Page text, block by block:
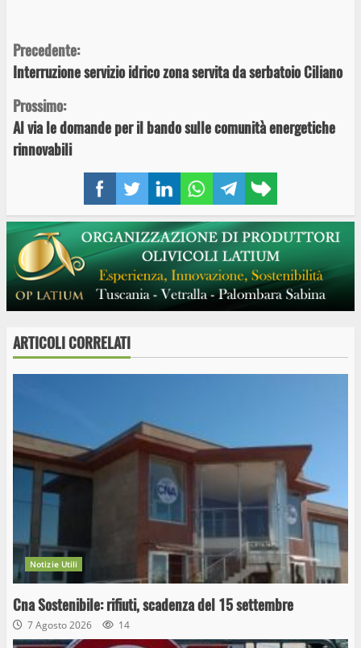
FacebookTwitterLinkedInWhatsAppTelegram
link
Continue
Reading
Precedente:
Interruzione servizio idrico zona servita da serbatoio Ciliano
Prossimo:
Al via le domande per il bando sulle comunità energetiche
rinnovabili
ARTICOLI CORRELATI
Notizie Utili
Cna Sostenibile: rifiuti, scadenza del 15 settembre
7 Agosto 2026 14